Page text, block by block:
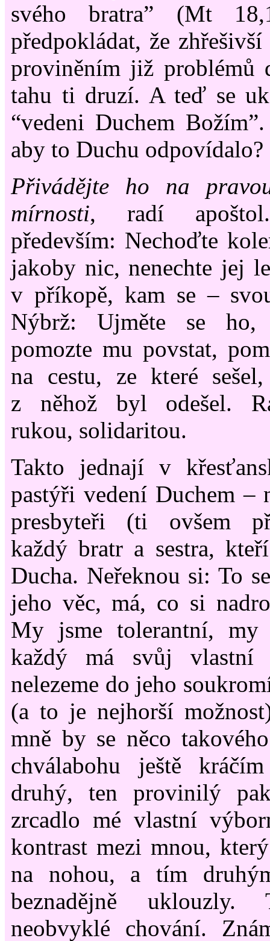
svého bratra” (Mt
předpokládat, že
proviněním již problémů
tahu ti druzí. A teď se
“vedeni Duchem
aby to Duchu odpovídalo?
Přivádějte ho na
mírnosti, radí
především: Nechoďte
jakoby nic, nenechte jej
v příkopě, kam se –
Nýbrž: Ujměte se ho,
pomozte mu povstat,
na cestu, ze které
z něhož byl odešel.
rukou, solidaritou.
Takto jednají v
pastýři vedení Duchem –
presbyteři (ti ovšem
každý bratr a sestra,
Ducha. Neřeknou si: To
jeho věc, má, co si
My jsme tolerantní, my
každý má svůj
nelezeme do jeho
(a to je nejhorší
mně by se něco
chválabohu ještě
druhý, ten provinilý
zrcadlo mé vlastní
kontrast mezi mnou,
na nohou, a tím
beznadějně
neobvyklé chování.